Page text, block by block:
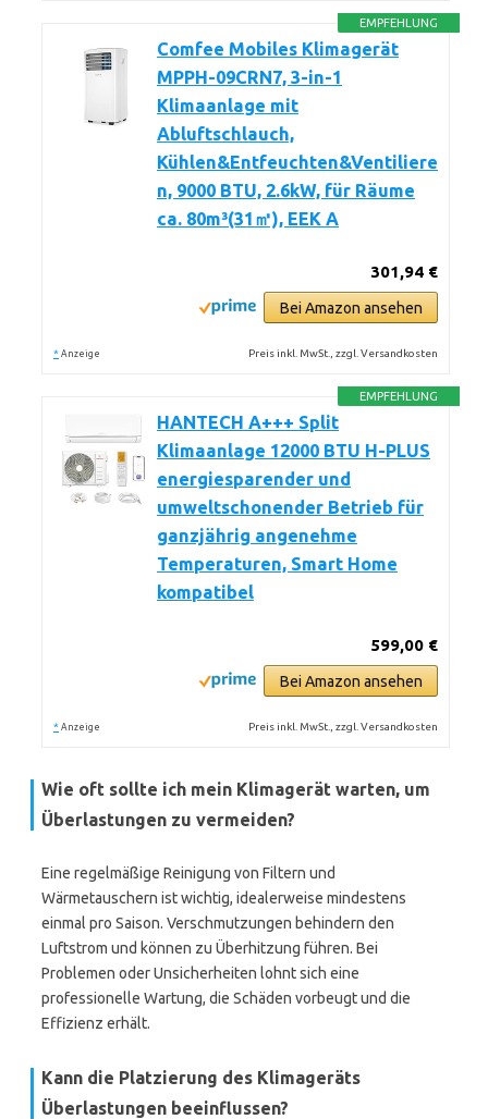
EMPFEHLUNG
Comfee Mobiles Klimagerät
MPPH-09CRN7, 3-in-1
Klimaanlage mit
Abluftschlauch,
Kühlen&Entfeuchten&Ventiliere
n, 9000 BTU, 2.6kW, für Räume
ca. 80m³(31㎡), EEK A
301,94 €
Bei Amazon ansehen
* Anzeige Preis inkl. MwSt., zzgl. Versandkosten
EMPFEHLUNG
HANTECH A+++ Split
Klimaanlage 12000 BTU H-PLUS
energiesparender und
umweltschonender Betrieb für
ganzjährig angenehme
Temperaturen, Smart Home
kompatibel
599,00 €
Bei Amazon ansehen
* Anzeige Preis inkl. MwSt., zzgl. Versandkosten
Wie oft sollte ich mein Klimagerät warten, um
Überlastungen zu vermeiden?
Eine regelmäßige Reinigung von Filtern und
Wärmetauschern ist wichtig, idealerweise mindestens
einmal pro Saison. Verschmutzungen behindern den
Luftstrom und können zu Überhitzung führen. Bei
Problemen oder Unsicherheiten lohnt sich eine
professionelle Wartung, die Schäden vorbeugt und die
Effizienz erhält.
Kann die Platzierung des Klimageräts
Überlastungen beeinflussen?